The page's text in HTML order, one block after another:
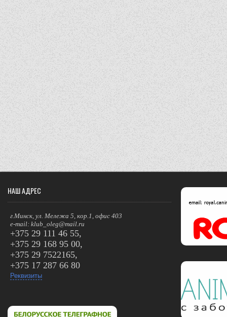
НАШ АДРЕС
г.Минск, ул. Мележа 5, кор.1, офис 403
e-mail: klub_oleg@mail.ru
+375 29 111 46 55,
+375 29 168 95 00,
+375 29 7522165,
+375 17 287 66 80
Реквизиты